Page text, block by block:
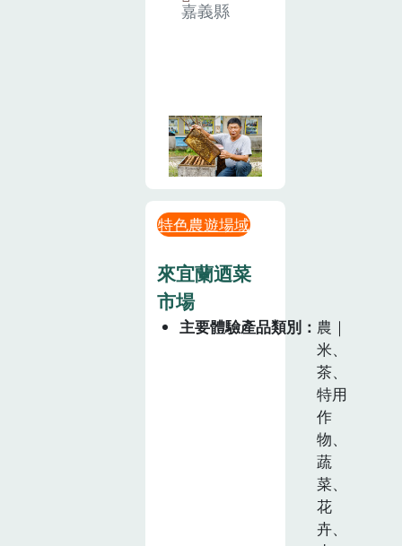
嘉義縣
特色農遊場域
來宜蘭迺菜
市場
主要體驗產品類別
農｜
米、
茶、
特用
作
物、
蔬
菜、
花
卉、